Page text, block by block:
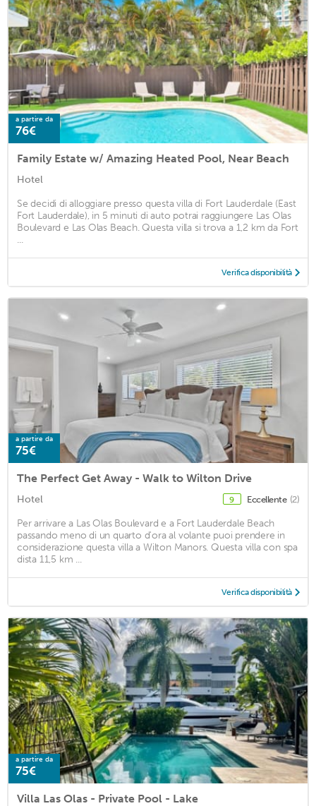
a partire da
76€
Family Estate w/ Amazing Heated Pool, Near Beach
Hotel
Se decidi di alloggiare presso questa villa di Fort Lauderdale (East
Fort Lauderdale), in 5 minuti di auto potrai raggiungere Las Olas
Boulevard e Las Olas Beach. Questa villa si trova a 1,2 km da Fort
...
Verifica disponibilità
a partire da
75€
The Perfect Get Away - Walk to Wilton Drive
Hotel 9 Eccellente (2)
Per arrivare a Las Olas Boulevard e a Fort Lauderdale Beach
passando meno di un quarto d'ora al volante puoi prendere in
considerazione questa villa a Wilton Manors. Questa villa con spa
dista 11,5 km ...
Verifica disponibilità
a partire da
75€
Villa Las Olas - Private Pool - Lake